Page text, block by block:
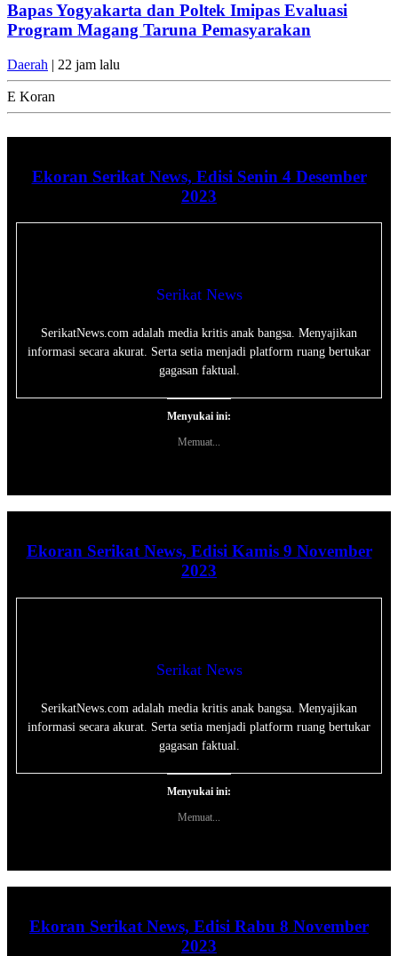
Bapas Yogyakarta dan Poltek Imipas Evaluasi
Program Magang Taruna Pemasyarakan
Daerah | 22 jam lalu
E Koran
Ekoran Serikat News, Edisi Senin 4 Desember
2023
Serikat News
SerikatNews.com adalah media kritis anak bangsa. Menyajikan
informasi secara akurat. Serta setia menjadi platform ruang bertukar
gagasan faktual.
Menyukai ini:
Memuat...
Ekoran Serikat News, Edisi Kamis 9 November
2023
Serikat News
SerikatNews.com adalah media kritis anak bangsa. Menyajikan
informasi secara akurat. Serta setia menjadi platform ruang bertukar
gagasan faktual.
Menyukai ini:
Memuat...
Ekoran Serikat News, Edisi Rabu 8 November
2023